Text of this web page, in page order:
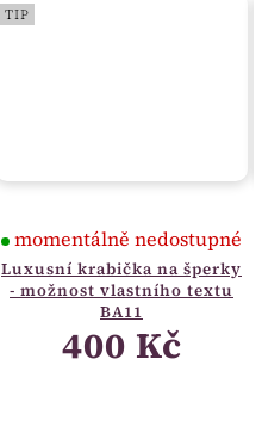
TIP
Luxusní krabička na šperky
- možnost vlastního textu
BA11
momentálně nedostupné
400 Kč